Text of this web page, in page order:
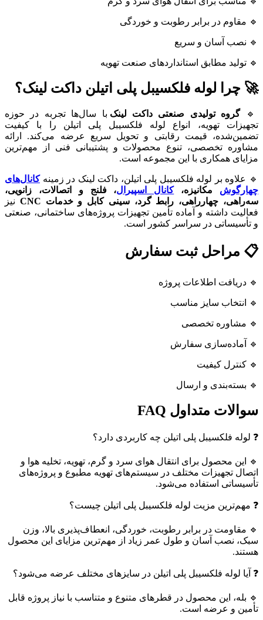
🔹 مقاوم در برابر رطوبت و خوردگی
🔹 نصب آسان و سریع
🔹 تولید مطابق استانداردهای صنعت تهویه
🚀 چرا لوله فلکسیبل پلی اتیلن داکت لینک؟
🔹گروه تولیدی صنعتی داکت لینک با سال‌ها تجربه در حوزه
تجهیزات تهویه، انواع لوله فلکسیبل پلی اتیلن را با کیفیت
تضمین‌شده، قیمت رقابتی و تحویل سریع عرضه می‌کند. ارائه
مشاوره تخصصی، تنوع محصولات و پشتیبانی فنی از مهم‌ترین
مزایای همکاری با این مجموعه است.
🔹 علاوه بر لوله فلکسیبل پلی اتیلن، داکت لینک در زمینهکانال‌های
چهارگوش مکانیزه،کانال اسپیرال، فلنج و اتصالات، زانویی،
سه‌راهی، چهارراهی، رابط گرد، سینی کابل و خدمات CNC
نیز
فعالیت داشته و آماده تأمین تجهیزات پروژه‌های ساختمانی، صنعتی
و تأسیساتی در سراسر کشور است.
📋 مراحل ثبت سفارش
🔹 دریافت اطلاعات پروژه
🔹 انتخاب سایز مناسب
🔹 مشاوره تخصصی
🔹 آماده‌سازی سفارش
🔹 کنترل کیفیت
🔹 بسته‌بندی و ارسال
سوالات متداول FAQ
❓ لوله فلکسیبل پلی اتیلن چه کاربردی دارد؟
🔹 این محصول برای انتقال هوای سرد و گرم، تهویه، تخلیه هوا و
اتصال تجهیزات مختلف در سیستم‌های تهویه مطبوع و پروژه‌های
تأسیساتی استفاده می‌شود.
❓ مهم‌ترین مزیت لوله فلکسیبل پلی اتیلن چیست؟
🔹 مقاومت در برابر رطوبت، خوردگی، انعطاف‌پذیری بالا، وزن
سبک، نصب آسان و طول عمر زیاد از مهم‌ترین مزایای این محصول
هستند.
❓ آیا لوله فلکسیبل پلی اتیلن در سایزهای مختلف عرضه می‌شود؟
🔹 بله، این محصول در قطرهای متنوع و متناسب با نیاز پروژه قابل
تأمین و عرضه است.